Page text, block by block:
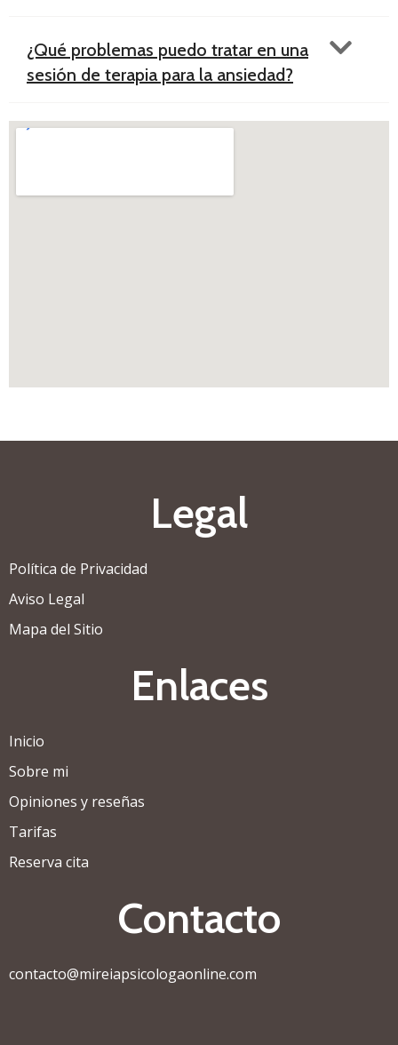
¿Qué problemas puedo tratar en una
sesión de terapia para la ansiedad?
Legal
Política de Privacidad
Aviso Legal
Mapa del Sitio
Enlaces
Inicio
Sobre mi
Opiniones y reseñas
Tarifas
Reserva cita
Contacto
contacto@mireiapsicologaonline.com